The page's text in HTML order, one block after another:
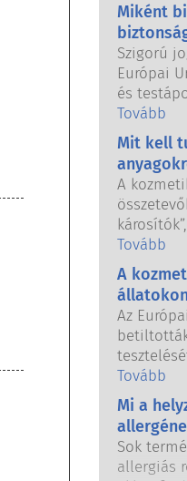
Miként
Szigorú
Európai
és
országos
közösen
Tovább
Mit kell
A
azért,
hormont,
anyag,
nagyon
hogy
A
elvégzett
Tovább
A
Az
tilalom
fogott,
Tovább
Mi a
Sok
allergiás